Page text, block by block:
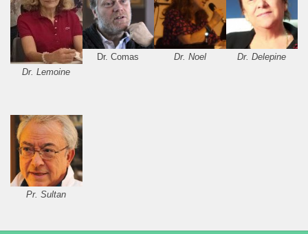
Dr. Lemoine
Dr. Comas Dr. Noel Dr. Delepine
Pr. Sultan